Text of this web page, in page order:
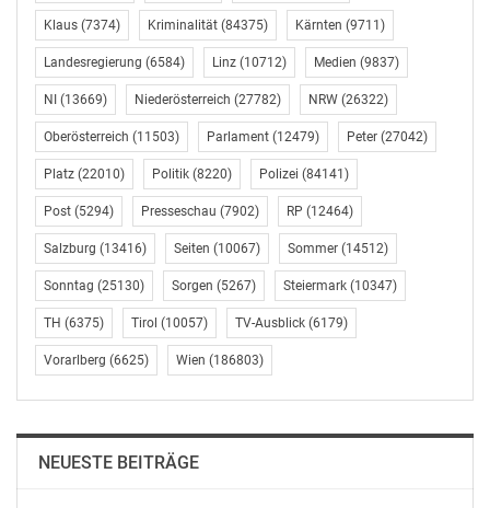
Klaus (7374) Kriminalität (84375) Kärnten (9711)
Landesregierung (6584) Linz (10712) Medien (9837)
NI (13669) Niederösterreich (27782) NRW (26322)
Oberösterreich (11503) Parlament (12479) Peter (27042)
Platz (22010) Politik (8220) Polizei (84141)
Post (5294) Presseschau (7902) RP (12464)
Salzburg (13416) Seiten (10067) Sommer (14512)
Sonntag (25130) Sorgen (5267) Steiermark (10347)
TH (6375) Tirol (10057) TV-Ausblick (6179)
Vorarlberg (6625) Wien (186803)
NEUESTE BEITRÄGE